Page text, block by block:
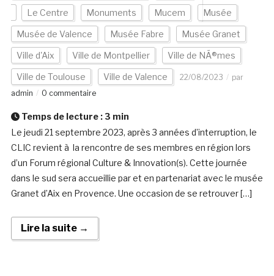
Le Centre Monuments Mucem Musée
Musée de Valence Musée Fabre Musée Granet
Ville d'Aix Ville de Montpellier Ville de NÃ®mes
Ville de Toulouse Ville de Valence 22/08/2023
par
admin
0 commentaire
Temps de lecture : 3 min
Le jeudi 21 septembre 2023, après 3 années d’interruption, le
CLIC revient à la rencontre de ses membres en région lors
d’un Forum régional Culture & Innovation(s). Cette journée
dans le sud sera accueillie par et en partenariat avec le musée
Granet d’Aix en Provence. Une occasion de se retrouver […]
Lire la suite →